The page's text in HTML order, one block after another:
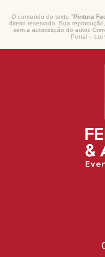
O conteúdo do texto "Pintura
direito reservado. Sua
sem a autorização do autor.
Penal – Lei